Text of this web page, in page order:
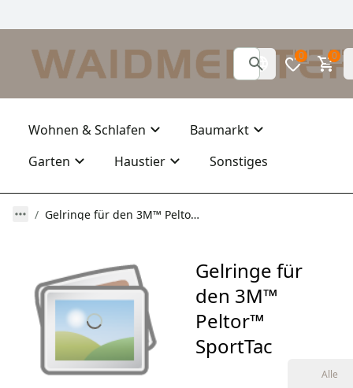
0 0
Wohnen & Schlafen
Baumarkt
Garten
Haustier Sonstiges
Gelringe für den 3M™ Peltor™ SportTac
Gelringe für
den 3M™
Peltor™
SportTac
Alle